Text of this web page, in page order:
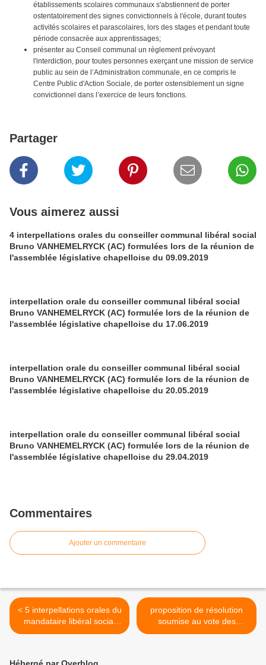
établissements scolaires communaux s'abstiennent de porter
ostentatoirement des signes convictionnels à l'école, durant toutes
activités scolaires et parascolaires, lors des stages et pendant toute
période consacrée aux apprentissages;
présenter au Conseil communal un règlement prévoyant
l'interdiction, pour toutes personnes exerçant une mission de service
public au sein de l’Administration communale, en ce compris le
Centre Public d'Action Sociale, de porter ostensiblement un signe
convictionnel dans l’exercice de leurs fonctions.
Partager
Vous aimerez aussi
4 interpellations orales du conseiller communal libéral social
Bruno VANHEMELRYCK (AC) formulées lors de la réunion de
l'assemblée législative chapelloise du 09.09.2019
interpellation orale du conseiller communal libéral social
Bruno VANHEMELRYCK (AC) formulée lors de la réunion de
l'assemblée législative chapelloise du 17.06.2019
interpellation orale du conseiller communal libéral social
Bruno VANHEMELRYCK (AC) formulée lors de la réunion de
l'assemblée législative chapelloise du 20.05.2019
interpellation orale du conseiller communal libéral social
Bruno VANHEMELRYCK (AC) formulée lors de la réunion de
l'assemblée législative chapelloise du 29.04.2019
Commentaires
Ajouter un commentaire
< 5 interpellations orales du
mandataire libéral social
Bruno VANHEMELRYCK
proposition de résolution
soumise au vote des
conseillers communaux